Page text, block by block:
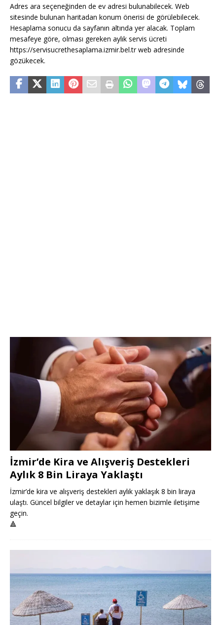
Adres ara seçeneğinden de ev adresi bulunabilecek. Web
sitesinde bulunan haritadan konum önerisi de görülebilecek.
Hesaplama sonucu da sayfanın altında yer alacak. Toplam
mesafeye göre, olması gereken aylık servis ücreti
https://servisucrethesaplama.izmir.bel.tr web adresinde
gözükecek.
İzmir’de Kira ve Alışveriş Destekleri
Aylık 8 Bin Liraya Yaklaştı
İzmir’de kira ve alışveriş destekleri aylık yaklaşık 8 bin liraya
ulaştı. Güncel bilgiler ve detaylar için hemen bizimle iletişime
geçin.
🔺